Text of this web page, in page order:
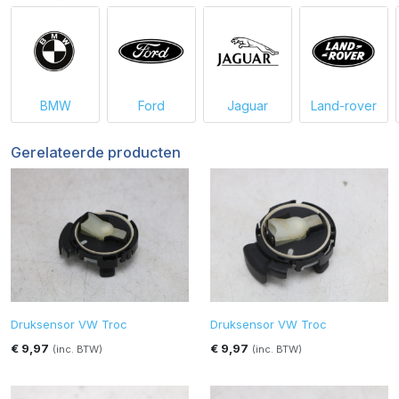
BMW Ford Jaguar Land-rover
Gerelateerde producten
Druksensor VW Troc
€ 9,97 (inc. BTW)
Druksensor VW Troc
€ 9,97 (inc. BTW)